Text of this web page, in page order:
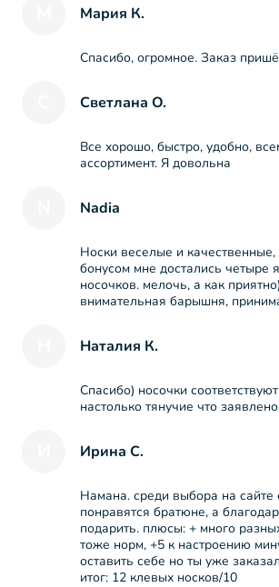
Мария К.
Спасибо, огромное. Заказ
Светлана О.
Все хорошо, быстро, удобно,
ассортимент. Я довольна
Nadia
Носки веселые и
бонусом мне достались четыре
носочков. мелочь, а как
внимательная барышня,
Наталия К.
Спасибо) носочки
настолько тянучие что
Ирина С.
Намана. среди выбора на
понравятся братюне, а
подарить. плюсы: + много
тоже норм, +5 к настроению
оставить себе но ты уже
итог: 12 клевых носков/10